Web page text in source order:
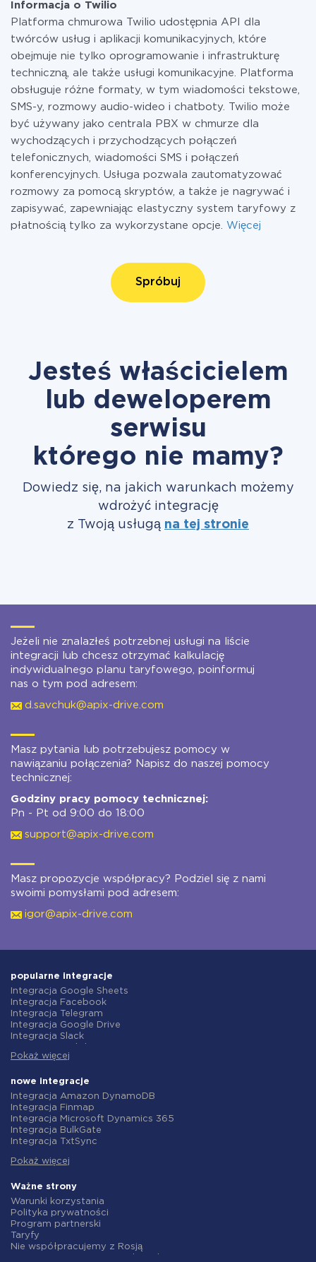
Informacja o Twilio
Platforma chmurowa Twilio udostępnia API dla
twórców usług i aplikacji komunikacyjnych, które
obejmuje nie tylko oprogramowanie i infrastrukturę
techniczną, ale także usługi komunikacyjne. Platforma
obsługuje różne formaty, w tym wiadomości tekstowe,
SMS-y, rozmowy audio-wideo i chatboty. Twilio może
być używany jako centrala PBX w chmurze dla
wychodzących i przychodzących połączeń
telefonicznych, wiadomości SMS i połączeń
konferencyjnych. Usługa pozwala zautomatyzować
rozmowy za pomocą skryptów, a także je nagrywać i
zapisywać, zapewniając elastyczny system taryfowy z
płatnością tylko za wykorzystane opcje. Więcej
Spróbuj
Jesteś właścicielem
lub deweloperem
serwisu
którego nie mamy?
Dowiedz się, na jakich warunkach możemy
wdrożyć integrację
z Twoją usługą na tej stronie
Jeżeli nie znalazłeś potrzebnej usługi na liście
integracji lub chcesz otrzymać kalkulację
indywidualnego planu taryfowego, poinformuj
nas o tym pod adresem:
d.savchuk@apix-drive.com
Masz pytania lub potrzebujesz pomocy w
nawiązaniu połączenia? Napisz do naszej pomocy
technicznej:
Godziny pracy pomocy technicznej:
Pn - Pt od 9:00 do 18:00
support@apix-drive.com
Masz propozycje współpracy? Podziel się z nami
swoimi pomysłami pod adresem:
igor@apix-drive.com
popularne integracje
Integracja Google Sheets
Integracja Facebook
Integracja Telegram
Integracja Google Drive
Integracja Slack
Integracja Gmail
Integracja ClickUp
Integracja Airtable
Integracja Google Contacts
Integracja OpenAI (ChatGPT)
Integracja Instagram
Integracja ActiveCampaign
Integracja Salesforce CRM
Integracja Notion
Integracja AWeber
Integracja Asana
Integracja ZOHO CRM
Integracja Webhooks
Integracja GetResponse
Pokaż więcej
nowe integracje
Integracja Amazon DynamoDB
Integracja Finmap
Integracja Microsoft Dynamics 365
Integracja BulkGate
Integracja TxtSync
Integracja Corezoid
Integracja Instasent
Integracja AtomPark
Integracja TXTImpact
Integracja Campaign Monitor
Integracja CM.com
Integracja D7 Networks
Pokaż więcej
Ważne strony
Warunki korzystania
Polityka prywatności
Program partnerski
Taryfy
Nie współpracujemy z Rosją